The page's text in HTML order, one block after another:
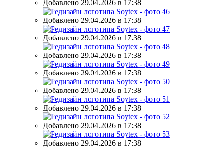
Добавлено 29.04.2026 в 17:38
Добавлено 29.04.2026 в 17:38
Добавлено 29.04.2026 в 17:38
Добавлено 29.04.2026 в 17:38
Добавлено 29.04.2026 в 17:38
Добавлено 29.04.2026 в 17:38
Добавлено 29.04.2026 в 17:38
Добавлено 29.04.2026 в 17:38
Добавлено 29.04.2026 в 17:38